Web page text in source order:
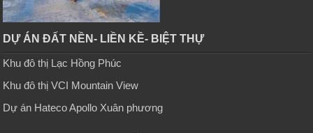
DỰ ÁN ĐẤT NỀN- LIỀN KỀ- BIỆT THỰ
Khu đô thị Lạc Hồng Phúc
Khu đô thị VCI Mountain View
Dự án Hateco Apollo Xuân phương